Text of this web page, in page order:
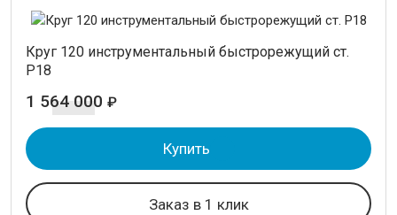
Круг 120 инструментальный быстрорежущий ст.
Р18
1 564 000 ₽
Купить
Заказ в 1 клик